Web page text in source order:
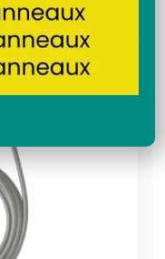
Recherche